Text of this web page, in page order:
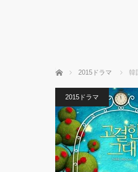
ホーム 2015ドラマ 韓
2015ドラマ